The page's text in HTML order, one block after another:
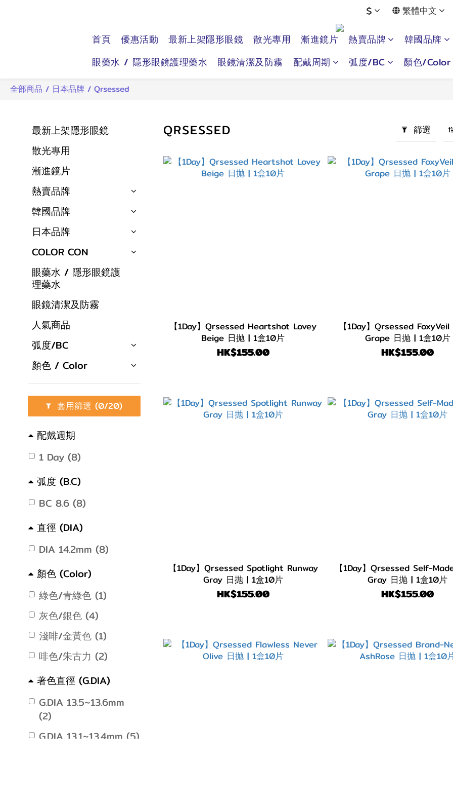
$ 繁體中文
首頁 優惠活動 最新上架隱形眼鏡 散光專用 漸進鏡片 熱賣品牌
韓國品牌
眼藥水 / 隱形眼鏡護理藥水
眼鏡清潔及防霧 配戴周期 弧度/BC 顏色/Color
全部商品 / 日本品牌 / Qrsessed
最新上架隱形眼鏡
散光專用
漸進鏡片
熱賣品牌
韓國品牌
日本品牌
COLOR CON
眼藥水 / 隱形眼鏡護
理藥水
眼鏡清潔及防霧
人氣商品
弧度/BC
顏色 / Color
套用篩選(0/20)
配戴週期
1 Day (8)
弧度 (B.C)
BC 8.6 (8)
直徑 (DIA)
DIA 14.2mm (8)
顏色 (Color)
綠色/青綠色 (1)
灰色/銀色 (4)
淺啡/金黃色 (1)
啡色/朱古力 (2)
著色直徑 (G.DIA)
G.DIA 13.5~13.6mm
(2)
G.DIA 13.1~13.4mm (5)
QRSESSED 篩選
【1Day】Qrsessed Heartshot Lovey
Beige 日抛 | 1盒10片
HK$155.00
【1Day】Qrsessed FoxyVeil Dusty
Grape 日抛 | 1盒10片
HK$155.00
【1Day】Qrsessed Spotlight Runway
Gray 日抛 | 1盒10片
HK$155.00
【1Day】Qrsessed Self-
Gray 日抛 | 1盒10片
HK$155.00